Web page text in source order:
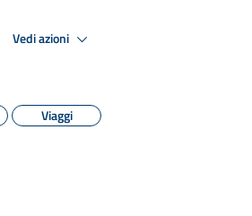
Vedi azioni
Viaggi